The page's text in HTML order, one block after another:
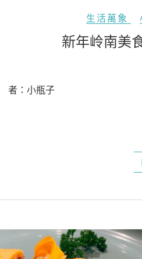
生活萬象
新年岭南美
作者：小瓶子